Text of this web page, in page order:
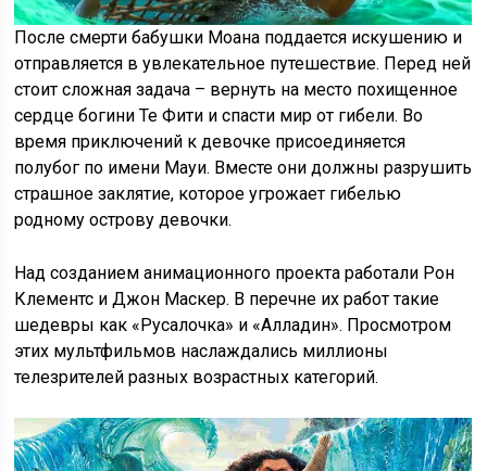
После смерти бабушки Моана поддается искушению и
отправляется в увлекательное путешествие. Перед ней
стоит сложная задача – вернуть на место похищенное
сердце богини Те Фити и спасти мир от гибели. Во
время приключений к девочке присоединяется
полубог по имени Мауи. Вместе они должны разрушить
страшное заклятие, которое угрожает гибелью
родному острову девочки.
Над созданием анимационного проекта работали Рон
Клементс и Джон Маскер. В перечне их работ такие
шедевры как «Русалочка» и «Алладин». Просмотром
этих мультфильмов наслаждались миллионы
телезрителей разных возрастных категорий.